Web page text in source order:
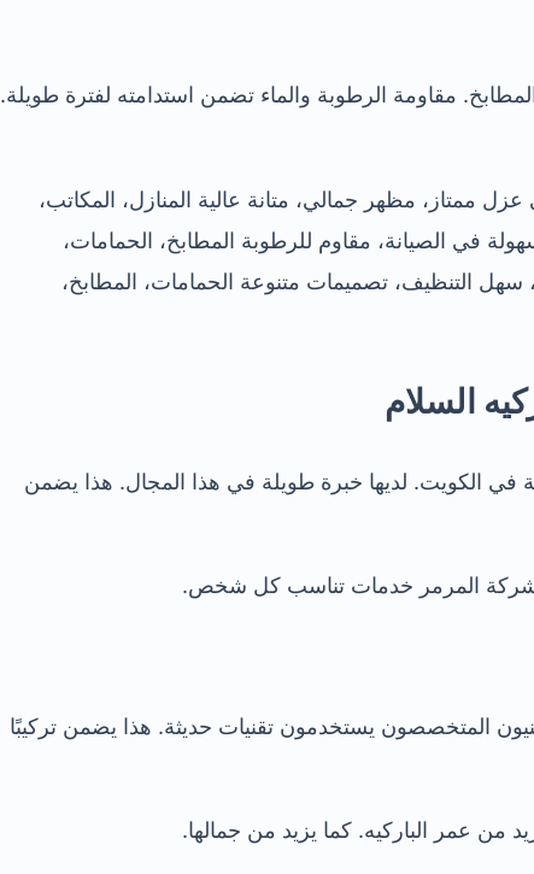
مقاومة الرطوبة والماء تضمن استدامته لفترة طويلة.
ممتاز، مظهر جمالي، متانة عالية المنازل، المكاتب،
في الصيانة، مقاوم للرطوبة المطابخ، الحمامات،
سهل التنظيف، تصميمات متنوعة الحمامات، المطابخ،
السلام
في الكويت. لديها خبرة طويلة في هذا المجال. هذا يضمن
شركة المرمر خدمات تناسب كل شخص.
المتخصصون يستخدمون تقنيات حديثة. هذا يضمن تركيبًا
من عمر الباركيه. كما يزيد من جمالها.